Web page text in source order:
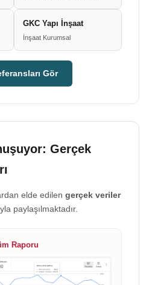
GKC Yapı İnşaat
İnşaat Kurumsal
Gör
Gerçek
elde edilen gerçek veriler
paylaşılmaktadır.
Raporu